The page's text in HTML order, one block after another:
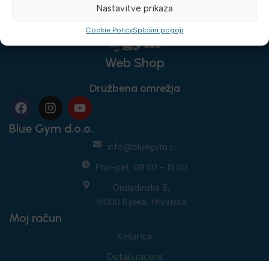
Nastavitve prikaza
Cookie PolicySplošni pogoji
Web Shop
Družbena omrežja
Blue Gym d.o.o.
info@bluegym.si
Pon-pet: 08:00 - 15:00
Omladinska 8,
51000 Rijeka, Hrvatska
Moj račun
Košarica
Detalji računa